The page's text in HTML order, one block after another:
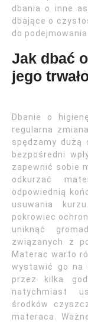
dbania o inne
dbające o
do
Jak dbać
jego
Dbanie o
regularna
spędzamy
bezpośredni
zapewnić sobie
odkurzać
odpowiednią
usuwania
pokrowiec
uniknąć
związanych z
Materac warto
wystawić go na
przez kilka
natychmiast
środków
materaca.